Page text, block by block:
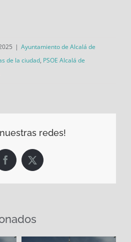
| Ayuntamiento de Alcalá de
de la ciudad, PSOE Alcalá de
nuestras redes!
Facebook
X